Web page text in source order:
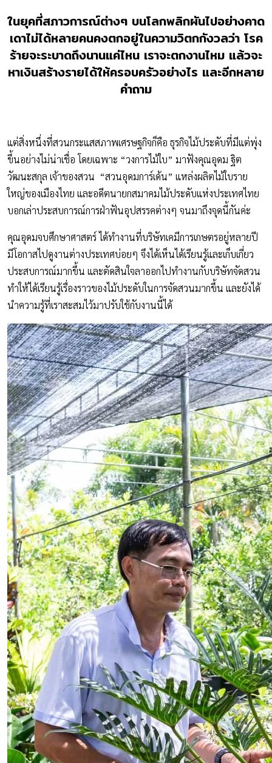
ในยุคที่สภาวการณ์ต่างๆ บนโลกพลิกผันไปอย่างคาด
เดาไม่ได้หลายคนคงตกอยู่ในความวิตกกังวลว่า โรค
ร้ายจะระบาดถึงนานแค่ไหน เราจะตกงานไหม แล้วจะ
หาเงินสร้างรายได้ให้ครอบครัวอย่างไร และอีกหลาย
คำถาม
แต่สิ่งหนึ่งที่สวนกระแสสภาพเศรษฐกิจก็คือ ธุรกิจไม้ประดับที่มีแต่พุ่ง
ขึ้นอย่างไม่น่าเชื่อ โดยเฉพาะ “วงการไม้ใบ” มาฟังคุณอุดม ฐิต
วัฒนะสกุล เจ้าของสวน “สวนอุดมการ์เด้น” แหล่งผลิตไม้ใบราย
ใหญ่ของเมืองไทย และอดีตนายกสมาคมไม้ประดับแห่งประเทศไทย
บอกเล่าประสบการณ์การฝ่าฟันอุปสรรคต่างๆ จนมาถึงจุดนี้กันค่ะ
คุณอุดมจบศึกษาศาสตร์ ได้ทำงานที่บริษัทเคมีการเกษตรอยู่หลายปี
มีโอกาสไปดูงานต่างประเทศบ่อยๆ จึงได้เห็นได้เรียนรู้และเก็บเกี่ยว
ประสบการณ์มากขึ้น และตัดสินใจลาออกไปทำงานกับบริษัทจัดสวน
ทำให้ได้เรียนรู้เรื่องราวของไม้ประดับในการจัดสวนมากขึ้น และยังได้
นำความรู้ที่เราสะสมไว้มาปรับใช้กับงานนี้ได้